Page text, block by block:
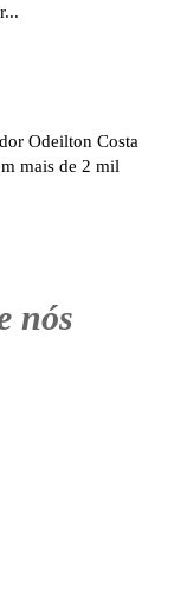
Odeilton Costa
mais de 2 mil
nós